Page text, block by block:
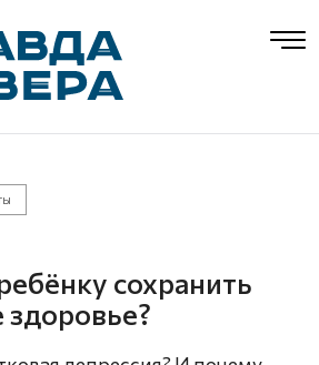
сохранить
здоровье?